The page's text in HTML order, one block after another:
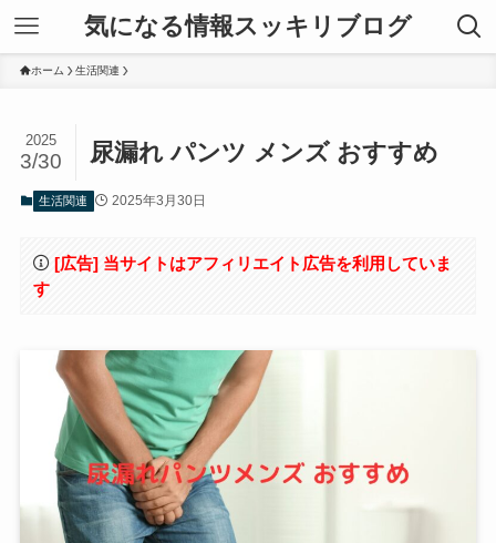
気になる情報スッキリブログ
ホーム 生活関連
尿漏れ パンツ メンズ おすすめ
2025
3/30
生活関連 2025年3月30日
[広告] 当サイトはアフィリエイト広告を利用していま
す